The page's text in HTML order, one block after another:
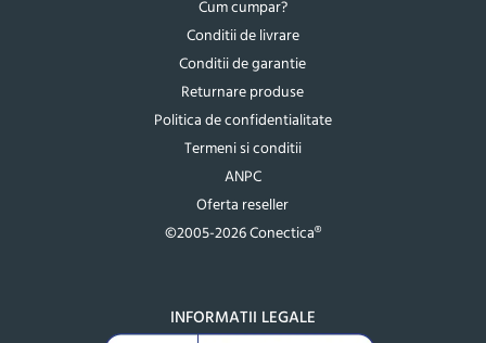
Cum cumpar?
Conditii de livrare
Conditii de garantie
Returnare produse
Politica de confidentialitate
Termeni si conditii
ANPC
Oferta reseller
©2005-2026 Conectica®
INFORMATII LEGALE